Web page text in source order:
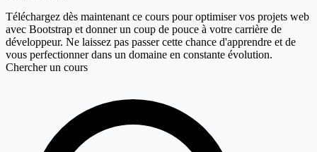
Téléchargez dès maintenant ce cours pour optimiser vos projets web
avec Bootstrap et donner un coup de pouce à votre carrière de
développeur. Ne laissez pas passer cette chance d'apprendre et de
vous perfectionner dans un domaine en constante évolution.
Chercher un cours